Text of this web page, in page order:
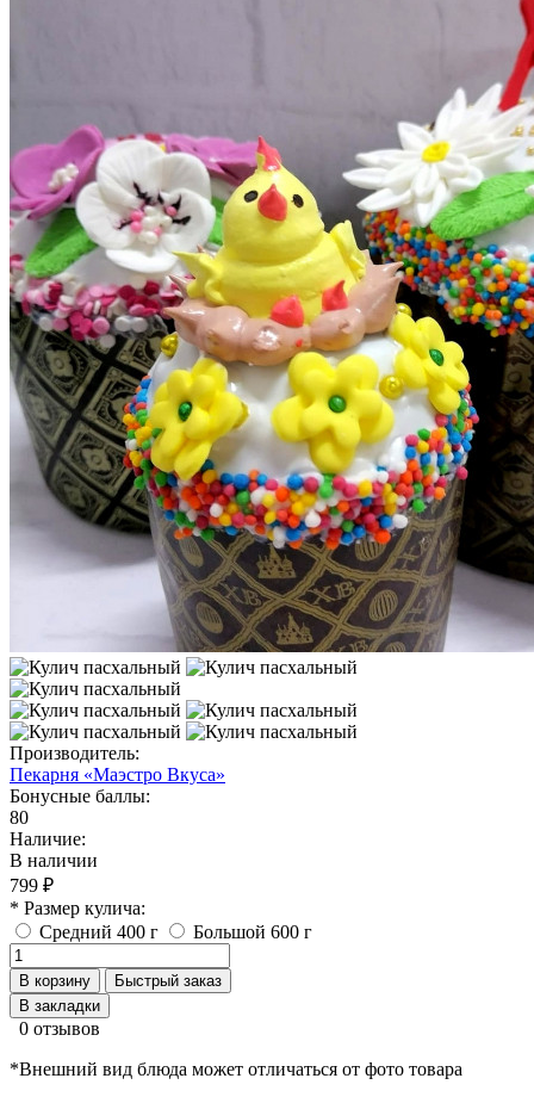
Производитель:
Пекарня «Маэстро Вкуса»
Бонусные баллы:
80
Наличие:
В наличии
799 ₽
* Размер кулича:
Средний 400 г
Большой 600 г
В корзину
Быстрый заказ
В закладки
0 отзывов
*Внешний вид блюда может отличаться от фото товара